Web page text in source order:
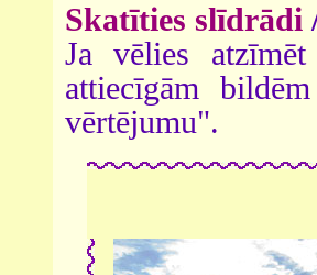
Skatīties slīdrādi
Ja vēlies
attiecīgām
vērtējumu".